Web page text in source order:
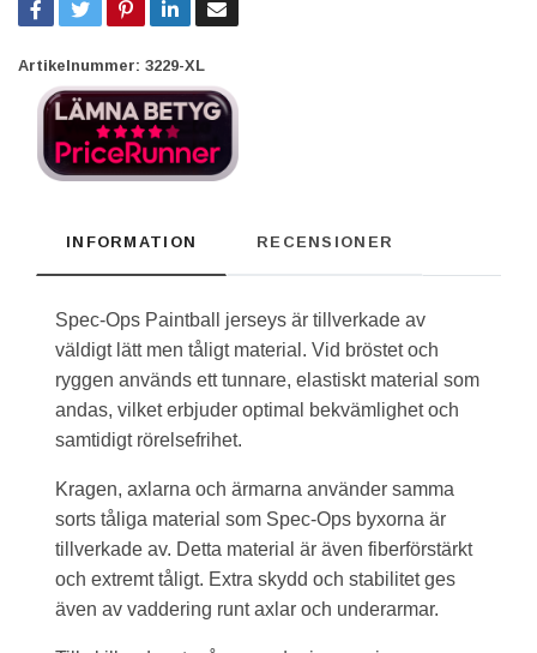
Artikelnummer: 3229-XL
INFORMATION RECENSIONER
Spec-Ops Paintball jerseys är tillverkade av
väldigt lätt men tåligt material. Vid bröstet och
ryggen används ett tunnare, elastiskt material som
andas, vilket erbjuder optimal bekvämlighet och
samtidigt rörelsefrihet.
Kragen, axlarna och ärmarna använder samma
sorts tåliga material som Spec-Ops byxorna är
tillverkade av. Detta material är även fiberförstärkt
och extremt tåligt. Extra skydd och stabilitet ges
även av vaddering runt axlar och underarmar.